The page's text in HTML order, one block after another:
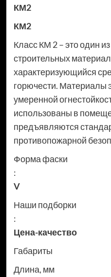
КМ2
КМ2
Класс КМ 2 – это один
строительных
характеризующийся
горючести. Материалы
умеренной
использованы в
предъявляются
противопожарной
Форма фаски
:
V
Наши подборки
:
Цена-качество
Габариты
Длина, мм